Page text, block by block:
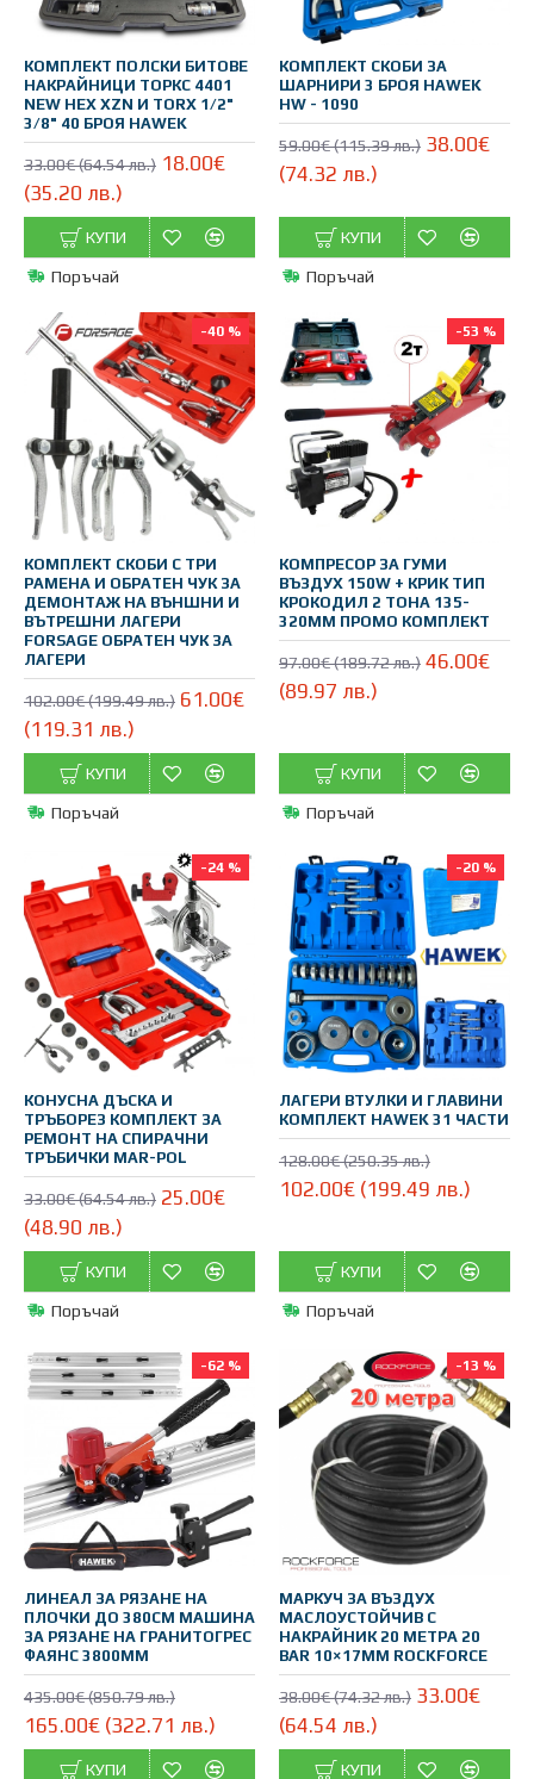
КОМПЛЕКТ ПОЛСКИ БИТОВЕ
НАКРАЙНИЦИ ТОРКС 4401
NEW HEX XZN И TORX 1/2"
3/8" 40 БРОЯ HAWEK
33.00€ (64.54 лв.) 18.00€
(35.20 лв.)
КУПИ
Поръчай
КОМПЛЕКТ СКОБИ ЗА
ШАРНИРИ 3 БРОЯ HAWEK
HW - 1090
59.00€ (115.39 лв.) 38.00€
(74.32 лв.)
КУПИ
Поръчай
-40 %
КОМПЛЕКТ СКОБИ С ТРИ
РАМЕНА И ОБРАТЕН ЧУК ЗА
ДЕМОНТАЖ НА ВЪНШНИ И
ВЪТРЕШНИ ЛАГЕРИ
FORSAGE ОБРАТЕН ЧУК ЗА
ЛАГЕРИ
102.00€ (199.49 лв.) 61.00€
(119.31 лв.)
КУПИ
Поръчай
-53 %
КОМПРЕСОР ЗА ГУМИ
ВЪЗДУХ 150W + КРИК ТИП
КРОКОДИЛ 2 ТОНА 135-
320ММ ПРОМО КОМПЛЕКТ
97.00€ (189.72 лв.) 46.00€
(89.97 лв.)
КУПИ
Поръчай
-24 %
КОНУСНА ДЪСКА И
ТРЪБОРЕЗ КОМПЛЕКТ ЗА
РЕМОНТ НА СПИРАЧНИ
ТРЪБИЧКИ MAR-POL
33.00€ (64.54 лв.) 25.00€
(48.90 лв.)
КУПИ
Поръчай
-20 %
ЛАГЕРИ ВТУЛКИ И ГЛАВИНИ
КОМПЛЕКТ HAWEK 31 ЧАСТИ
128.00€ (250.35 лв.)
102.00€ (199.49 лв.)
КУПИ
Поръчай
-62 %
ЛИНЕАЛ ЗА РЯЗАНЕ НА
ПЛОЧКИ ДО 380СМ МАШИНА
ЗА РЯЗАНЕ НА ГРАНИТОГРЕС
ФАЯНС 3800ММ
435.00€ (850.79 лв.)
165.00€ (322.71 лв.)
КУПИ
-13 %
МАРКУЧ ЗА ВЪЗДУХ
МАСЛОУСТОЙЧИВ С
НАКРАЙНИК 20 МЕТРА 20
BAR 10×17ММ ROCKFORCE
38.00€ (74.32 лв.) 33.00€
(64.54 лв.)
КУПИ